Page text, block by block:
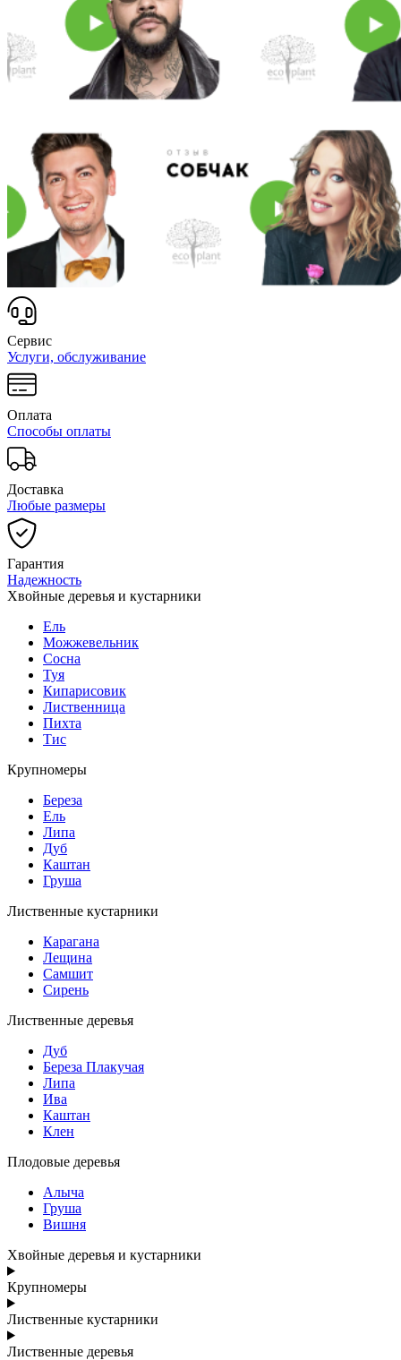
Сервис
Услуги, обслуживание
Оплата
Способы оплаты
Доставка
Любые размеры
Гарантия
Надежность
Хвойные деревья и кустарники
Ель
Можжевельник
Сосна
Туя
Кипарисовик
Лиственница
Пихта
Тис
Крупномеры
Береза
Ель
Липа
Дуб
Каштан
Груша
Лиственные кустарники
Карагана
Лещина
Самшит
Сирень
Лиственные деревья
Дуб
Береза Плакучая
Липа
Ива
Каштан
Клен
Плодовые деревья
Алыча
Груша
Вишня
Хвойные деревья и кустарники
Крупномеры
Лиственные кустарники
Лиственные деревья